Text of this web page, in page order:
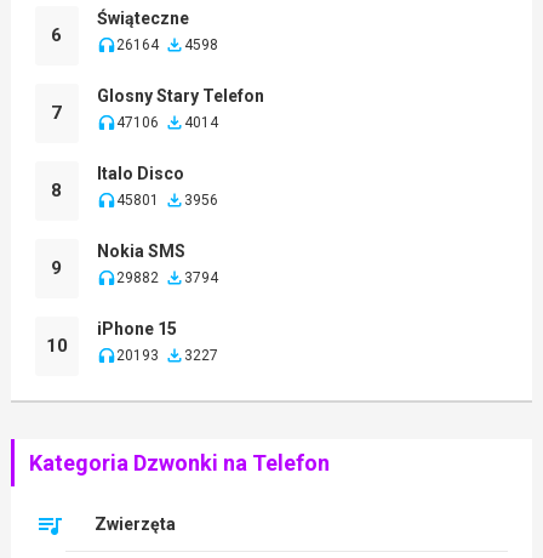
6
Świąteczne
26164 4598
7
Glosny Stary Telefon
47106 4014
8
Italo Disco
45801 3956
9
Nokia SMS
29882 3794
10
iPhone 15
20193 3227
Kategoria Dzwonki na Telefon
Zwierzęta